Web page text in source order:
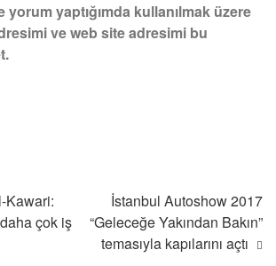
yaptığımda kullanılmak üzere
ve web site adresimi bu
Kawari:
çok iş
İstanbul Autoshow 2017
“Geleceğe Yakından Bakın”
temasıyla kapılarını açtı